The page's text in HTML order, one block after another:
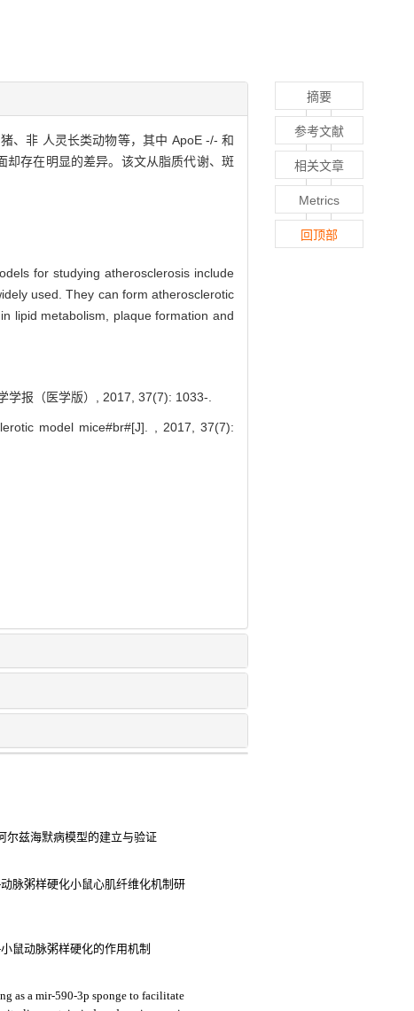
、非 人灵长类动物等，其中 ApoE -/- 和
却存在明显的差异。该文从脂质代谢、斑
for studying atherosclerosis include
used. They can form atherosclerotic
lipid metabolism, plaque formation and
学报（医学版）, 2017, 37(7): 1033-.
model mice#br#[J]. , 2017, 37(7):
尔兹海默病模型的建立与验证
脉粥样硬化小鼠心肌纤维化机制研
鼠动脉粥样硬化的作用机制
as a mir-590-3p sponge to facilitate
摘要
参考文献
相关文章
Metrics
回顶部